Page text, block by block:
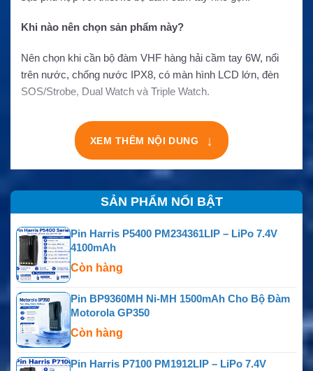
Khi nào nên chọn sản phẩm này?
Nên chọn khi cần bộ đàm VHF hàng hải cầm tay 6W, nổi
trên nước, chống nước IPX8, có màn hình LCD lớn, đèn
SOS/Strobe, Dual Watch và Triple Watch.
XEM THÊM NỘI DUNG ↓
SẢN PHẨM NỔI BẬT
Pin Harris P5400 PM234361LIP – LiPo 7.4V
4100mAh
Còn hàng
Pin BP9360MH Ni-MH 1500mAh Cho Bộ Đàm
Motorola GP350
Còn hàng
Pin Harris P7100 PM1912LIP – LiPo 7.4V